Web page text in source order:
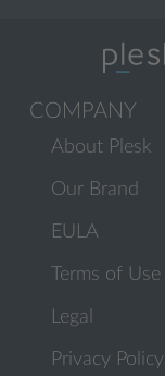
COMPANY
About Plesk
Our Brand
EULA
Terms of Use
Legal
Privacy Policy